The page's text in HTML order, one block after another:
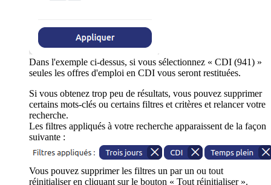
Dans l'exemple ci-dessus, si vous sélectionnez « CDI (941) »
seules les offres d'emploi en CDI vous seront restituées.
Si vous obtenez trop peu de résultats, vous pouvez supprimer
certains mots-clés ou certains filtres et critères et relancer votre
recherche.
Les filtres appliqués à votre recherche apparaissent de la façon
suivante :
Vous pouvez supprimer les filtres un par un ou tout
réinitialiser en cliquant sur le bouton « Tout réinitialiser ».